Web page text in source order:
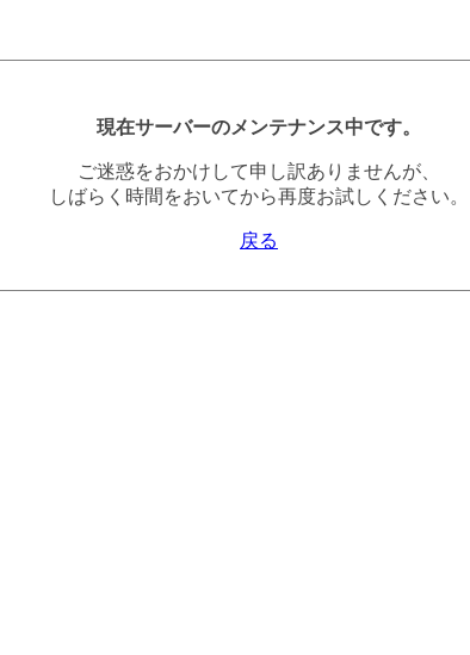
現在サーバーのメンテナンス中です。
ご迷惑をおかけして申し訳ありませんが、
しばらく時間をおいてから再度お試しください。
戻る